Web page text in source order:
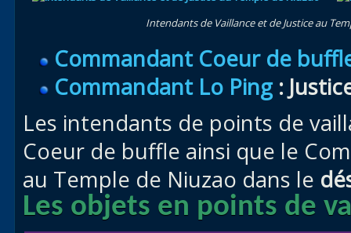
Intendants de Vaillance et de Justice au
Commandant Coeur de
Commandant Lo Ping :
Les intendants de points de
Coeur de buffle ainsi que le
au Temple de Niuzao dans le
Les objets en points de